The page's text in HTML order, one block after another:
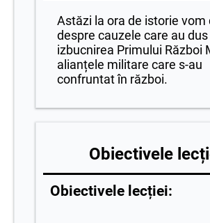
Astăzi la ora de istorie vom
despre cauzele care au dus
izbucnirea Primului Război
alianțele militare care s-au
confruntat în război.
Obiectivele
Obiectivele lecției: